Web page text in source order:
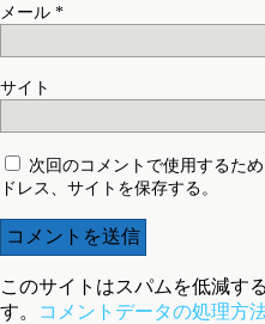
メール *
サイト
次回のコメントで使用するた
ドレス、サイトを保存する。
このサイトはスパムを低減す
す。
コメントデータの処理方